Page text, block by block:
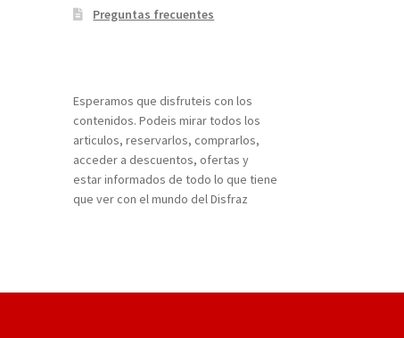
Preguntas frecuentes
Esperamos que disfruteis con los
contenidos. Podeis mirar todos los
articulos, reservarlos, comprarlos,
acceder a descuentos, ofertas y
estar informados de todo lo que tiene
que ver con el mundo del Disfraz